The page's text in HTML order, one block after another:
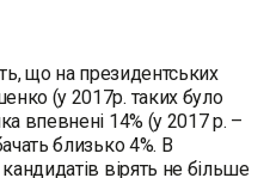
що на президентських
(у 2017р. таких було
впевнені 14% (у 2017 р. –
близько 4%. В
вірять не більше